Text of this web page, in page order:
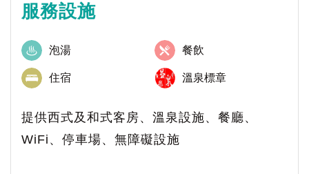
服務設施
泡湯 餐飲
住宿 溫泉標章
提供西式及和式客房、溫泉設施、餐廳、
WiFi、停車場、無障礙設施